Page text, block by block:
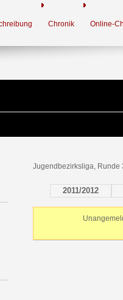
Chronik Online-
Jugendbezirksliga, Runde
2011/2012